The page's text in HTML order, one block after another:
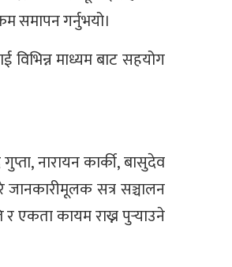
समापन गर्नुभयो।
माध्यम बाट सहयोग
गुप्ता, नारायन कार्की, बासुदेव
सत्र सञ्चालन
एकता कायम राख्न पुर्‍याउने